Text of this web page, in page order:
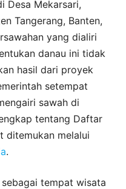
Desa Mekarsari,
Tangerang, Banten,
yang dialiri
danau ini tidak
hasil dari proyek
setempat
sawah di
tentang Daftar
ditemukan melalui
.
tempat wisata